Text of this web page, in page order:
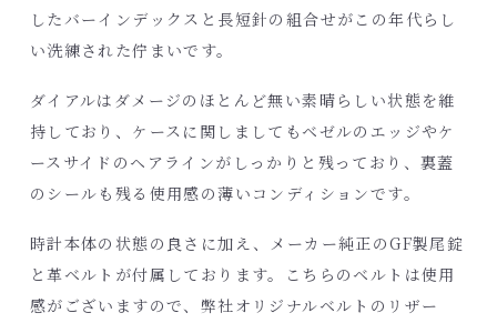
したバーインデックスと長短針の組合せがこの年代らし
い洗練された佇まいです。
ダイアルはダメージのほとんど無い素晴らしい状態を維
持しており、ケースに関しましてもベゼルのエッジやケ
ースサイドのヘアラインがしっかりと残っており、裏蓋
のシールも残る使用感の薄いコンディションです。
時計本体の状態の良さに加え、メーカー純正のGF製尾錠
と革ベルトが付属しております。こちらのベルトは使用
感がございますので、弊社オリジナルベルトのリザー